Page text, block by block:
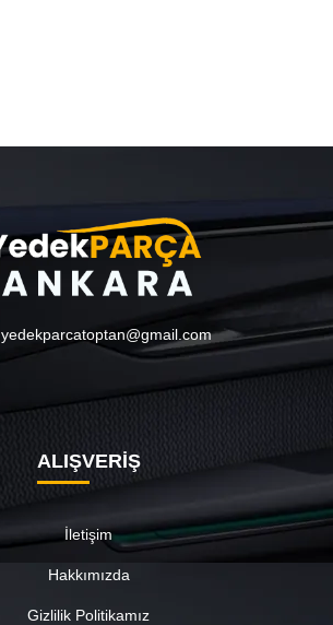
yedekparcatoptan@gmail.com
ALIŞVERİŞ
İletişim
Hakkımızda
Gizlilik Politikamız